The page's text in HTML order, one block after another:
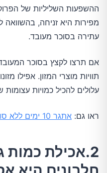
ההשפעות השליליות של
מפירות היא זניחה,
עתירה בסוכר מעובד.
אם תרצו לקצץ בסוכר
תוויות מוצרי המזון. אפילו
עלולים להכיל כמויות עצומות
ראו גם: אתגר 10 ימים ללא סוכר להרזיה וניקוי הגוף
2.אכילת כמות